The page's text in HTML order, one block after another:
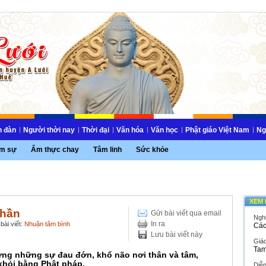
sự Ẩm thực chay Tâm linh Sức khỏe
đàn Người thời nay Thời đại Văn hóa Văn học Phật giáo Việt Nam
Gửi bài viết qua email
In ra
Lưu bài viết này
viết: Nhuận tâm bình
những sự đau đớn, khổ não nơi thân và tâm,
bằng Phật pháp.
XEM